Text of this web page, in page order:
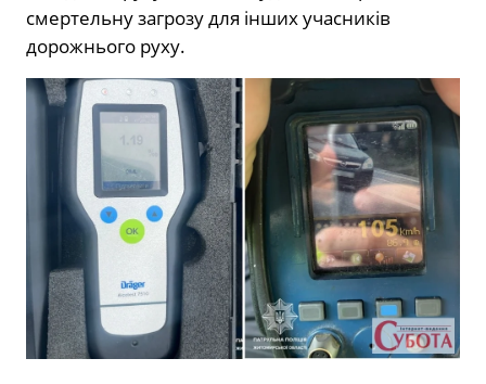
смертельну загрозу для інших учасників
дорожнього руху.